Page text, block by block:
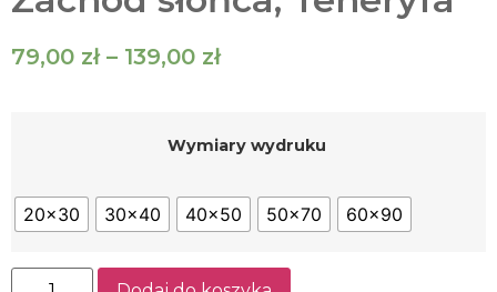
79,00 zł– 139,00 zł
Wymiary wydruku
20x30 30x40 40x50 50x70 60x90